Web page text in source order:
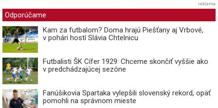
reklama
Odporúčame
Kam za futbalom? Doma hrajú Piešťany aj Vrbové,
v pohári hostí Slávia Chtelnicu
Futbalisti ŠK Cífer 1929: Chceme skončiť vyššie ako
v predchádzajúcej sezóne
Fanúšikovia Spartaka vylepšili slovenský rekord, opäť
pomohli na správnom mieste